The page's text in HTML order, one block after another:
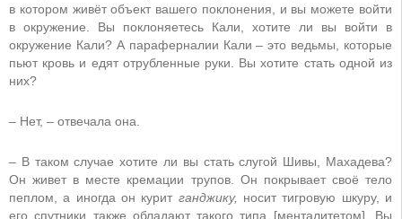
в котором живёт объект вашего поклонения, и вы можете войти
в окружение. Вы поклоняетесь Кали, хотите ли вы войти в
окружение Кали? А параферналии Кали – это ведьмы, которые
пьют кровь и едят отрубленные руки. Вы хотите стать одной из
них?
– Нет, – отвечала она.
– В таком случае хотите ли вы стать слугой Шивы, Махадева?
Он живет в месте кремации трупов. Он покрывает своё тело
пеплом, а иногда он курит ганджику, носит тигровую шкуру, и
его спутники также обладают такого типа [менталитетом]. Вы